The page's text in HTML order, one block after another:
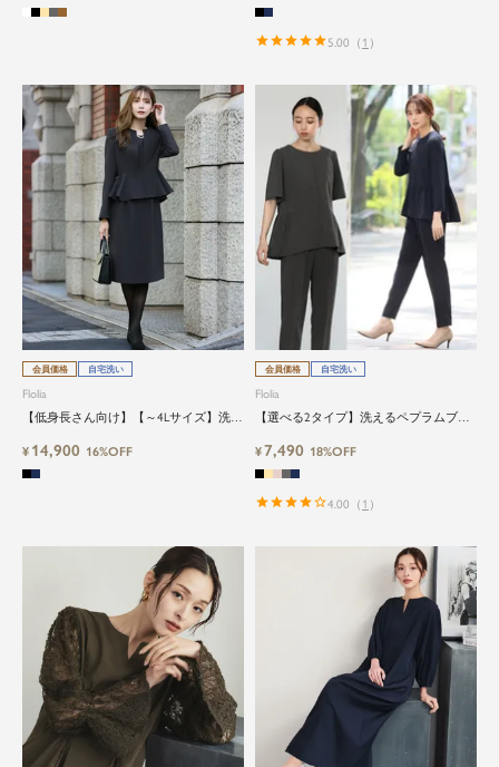
5.00 （ 1 ）
会員価格 自宅洗い
Flolia
【低身長さん向け】【～4Lサイズ】洗え
¥ 14,900 16%OFF
会員価格 自宅洗い
Flolia
【選べる2タイプ】洗えるペプラムブラ
セレモニースーツ
¥7,490 18%OFF
4.00 （ 1 ）